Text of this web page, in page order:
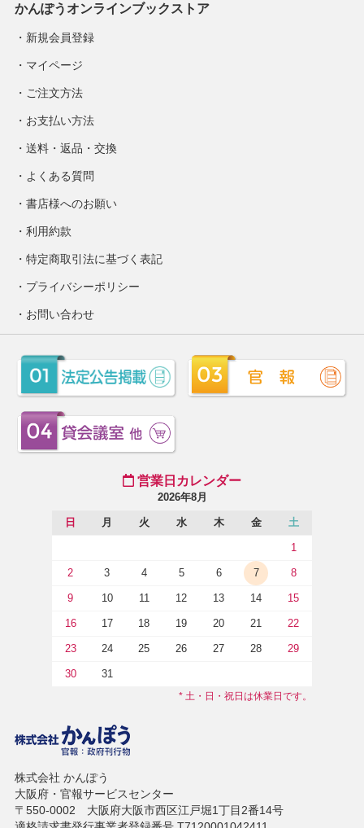
かんぽうオンラインブックストア
新規会員登録
マイページ
ご注文方法
お支払い方法
送料・返品・交換
よくある質問
書店様へのお願い
利用約款
特定商取引法に基づく表記
プライバシーポリシー
お問い合わせ
営業日カレンダー
2026年8月
日 月 火 水 木 金 土
1
2 3 4 5 6 7 8
9 10 11 12 13 14 15
16 17 18 19 20 21 22
23 24 25 26 27 28 29
30 31
* 土・日・祝日は休業日です。
株式会社 かんぽう
大阪府・官報サービスセンター
〒550-0002 大阪府大阪市西区江戸堀1丁目2番14号